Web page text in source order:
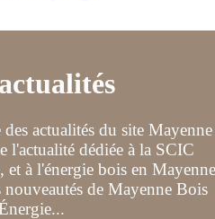
actualités du site Mayenne
l'actualité dédiée à la SCIC
à l'énergie bois en
nouveautés de Mayenne Bois